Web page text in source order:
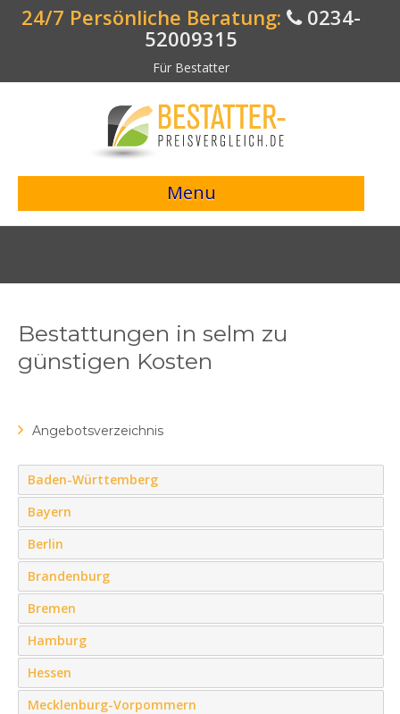
24/7 Persönliche Beratung:
0234-
52009315
Für Bestatter
Menu
> Preisvergleich starten <
Bestattungsvorsorge
Bestattungen in selm zu
günstigen Kosten
Angebotsverzeichnis
Baden-Württemberg
Bayern
Berlin
Brandenburg
Bremen
Hamburg
Hessen
Mecklenburg-Vorpommern